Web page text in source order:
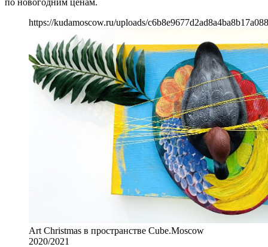
https://kudamoscow.ru/uploads/
Art Christmas в пространстве Cube.Moscow
2020/2021